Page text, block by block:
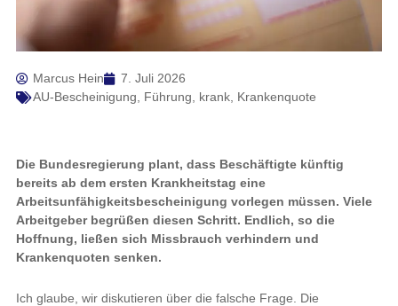
Marcus Hein
7. Juli 2026
AU-Bescheinigung, Führung, krank, Krankenquote
Die Bundesregierung plant, dass Beschäftigte künftig
bereits ab dem ersten Krankheitstag eine
Arbeitsunfähigkeitsbescheinigung vorlegen müssen. Viele
Arbeitgeber begrüßen diesen Schritt. Endlich, so die
Hoffnung, ließen sich Missbrauch verhindern und
Krankenquoten senken.
Ich glaube, wir diskutieren über die falsche Frage. Die